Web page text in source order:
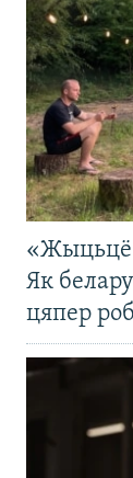
«Жыцьцё
Як
цяпер